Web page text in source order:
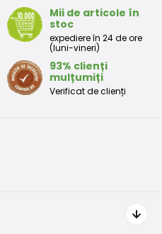
Mii de articole în
stoc
expediere în 24 de ore
(luni-vineri)
93% clienți
mulțumiți
Verificat de clienți